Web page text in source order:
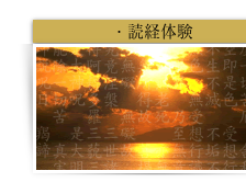
・読経体験